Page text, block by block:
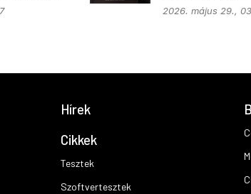
2026. május 29.,
Hírek
Cikkek
Tesztek
Szoftvertesztek